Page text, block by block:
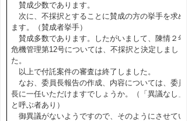
賛成少数であります。
次に、不採択とすることに賛成の方の挙手を求め
ます。（賛成者挙手）
賛成多数であります。したがいまして、陳情２年
危機管理第12号については、不採択と決定しまし
た。
以上で付託案件の審査は終了しました。
なお、委員長報告の作成、内容については、委員
長に一任いただけますでしょうか。（「異議なし」
と呼ぶ者あり）
御異議がないようですので、そのようにさせてい